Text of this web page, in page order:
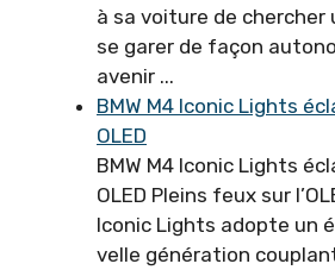
à sa voiture de chercher
se garer de façon
avenir ...
BMW M4 Iconic Lights
OLED
BMW M4 Iconic Lights
OLED Pleins feux sur
Iconic Lights adopte un
velle génération